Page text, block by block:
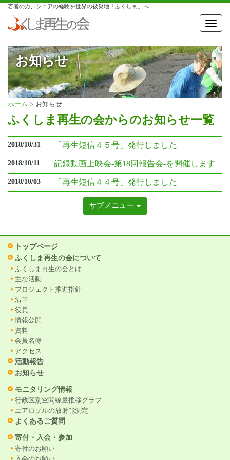
若者の力、シニアの経験を世界の被災地「ふくしま」へ
お知らせ
ホーム お知らせ
ふくしま再生の会からのお知らせ一覧
2018/10/31 「再生短信４５号」発行しました
2018/10/11 記録動画上映会-第18回報告会-を開催します
2018/10/03 「再生短信４４号」発行しました
サブメニュー
トップページ
ふくしま再生の会について
ふくしま再生の会とは
主な活動
プロジェクト推進指針
沿革
役員
情報公開
資料
会員名簿
アクセス
活動報告
お知らせ
モニタリング情報
行政区別空間線量推移グラフ
エアロゾルの放射能測定
よくあるご質問
寄付・入会・参加
寄付のお願い